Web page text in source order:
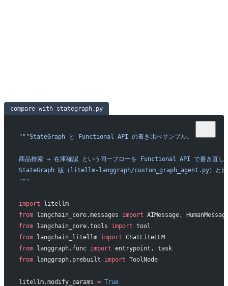
compare_with_stategraph.py
"""StateGraph と Functional API の書き比べサンプル。
商品検索 → 在庫確認 という同一フローを Functional API で書き直し
StateGraph 版（litellm-langgraph/custom_graph_agent.py）と比
"""
import litellm
from langchain_core.messages import AIMessage,
from langchain_core.tools import tool
from langchain_litellm import ChatLiteLLM
from langgraph.func import entrypoint, task
from langgraph.prebuilt import ToolNode
litellm.modify_params = True